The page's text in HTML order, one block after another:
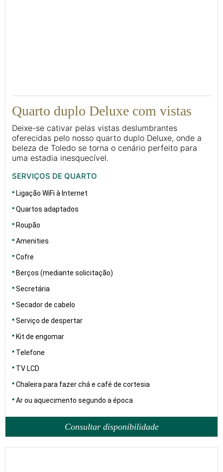
Quarto duplo Deluxe com vistas
Deixe-se cativar pelas vistas deslumbrantes
oferecidas pelo nosso quarto duplo Deluxe, onde a
beleza de Toledo se torna o cenário perfeito para
uma estadia inesquecível.
SERVIÇOS DE QUARTO
Ligação WiFi à Internet
Quartos adaptados
Roupão
Amenities
Cofre
Berços (mediante solicitação)
Secretária
Secador de cabelo
Serviço de despertar
Kit de engomar
Telefone
TV LCD
Chaleira para fazer chá e café de cortesia
Ar ou aquecimento segundo a época
Consultar disponibilidade